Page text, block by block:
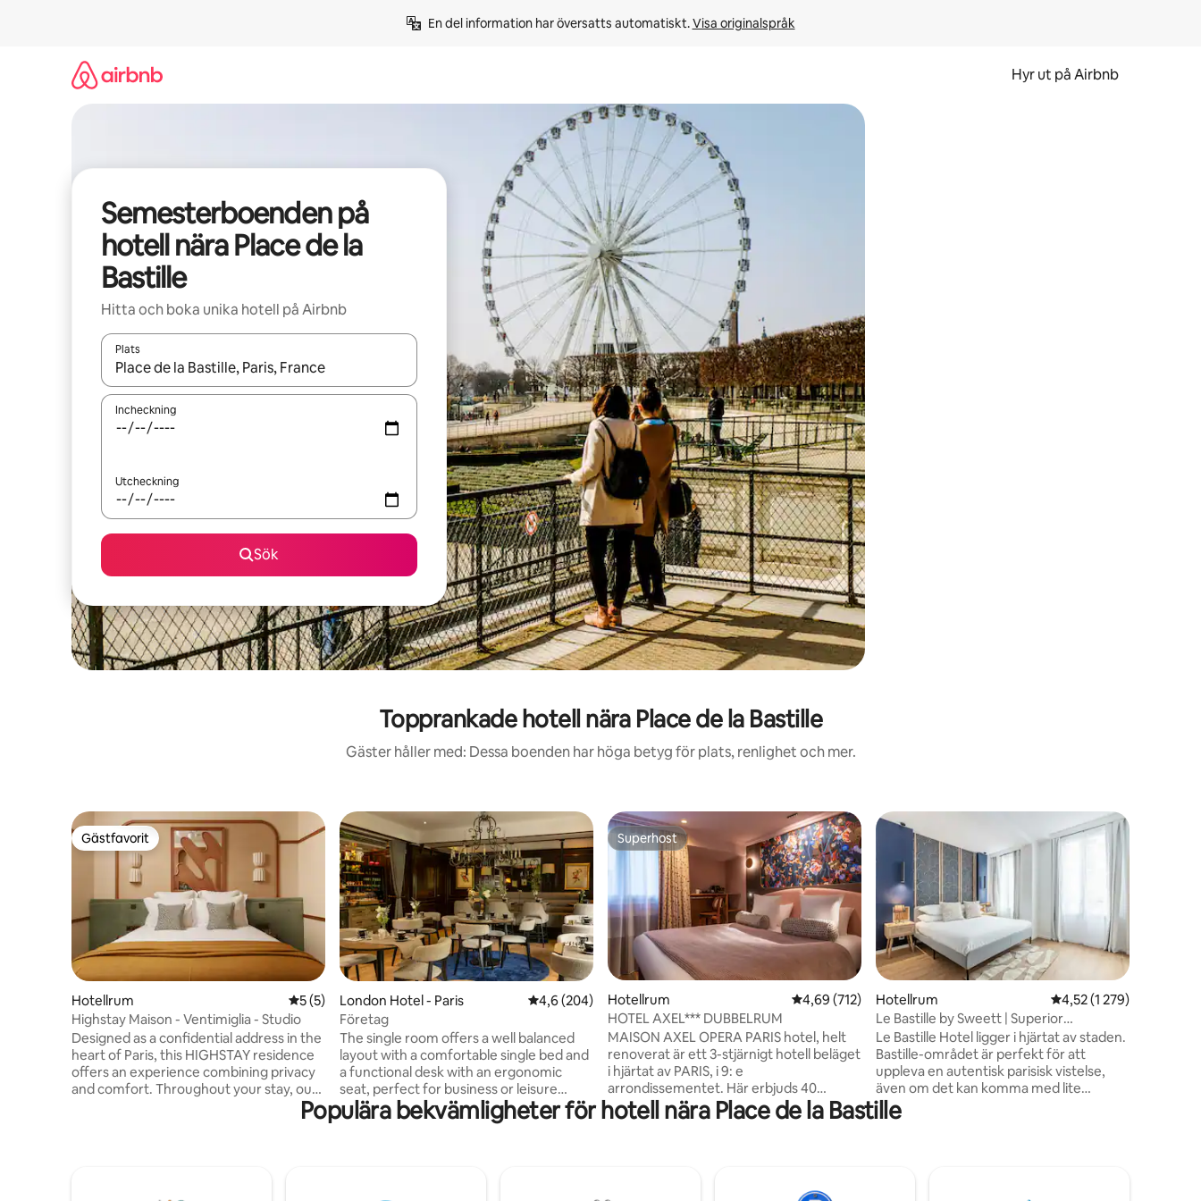
En del information har översatts automatiskt. Visa originalspråk
Hyr ut på Airbnb
Semesterboenden på
hotell nära Place de la
Bastille
Hitta och boka unika hotell på Airbnb
Plats
När resultaten är tillgängliga kan du navigera med upp- och nedåtpilarna eller utforska genom att trycka eller svepa.
Incheckning
Utcheckning
Sök
Topprankade hotell nära Place de la Bastille
Gäster håller med: Dessa boenden har höga betyg för plats, renlighet och mer.
Gästfavorit
Gästfavorit
Hotellrum 5 av 5 i genomsnittligt betyg, 5 omdömen
5 (5)
Highstay Maison - Ventimiglia - Studio
Designed as a confidential address in the
heart of Paris, this HIGHSTAY residence
offers an experience combining privacy
and comfort. Throughout your stay, our
London Hotel - Paris 4,6 av 5 i genomsnittligt betyg, 204 omdömen
4,6 (204)
Företag
The single room offers a well balanced
layout with a comfortable single bed and
a functional desk with an ergonomic
seat, perfect for business or leisure
travellers. Choose between a shower or
bathtub in your private bathroom and
Superhost
Superhost
Hotellrum 4,69 av 5 i genomsnittligt betyg, 712 omdömen
4,69 (712)
HOTEL AXEL*** DUBBELRUM
MAISON AXEL OPERA PARIS hotel, helt
renoverat är ett 3-stjärnigt hotell beläget
i hjärtat av PARIS, i 9: e
arrondissementet. Här erbjuds 40
luftkonditionerade, ljudisolerade rum
med nya sängkläder riktade mot
Hotellrum 4,52 av 5 i
4,52 (1 279)
Le Bastille by Sweett | Superior
dubbelrum
Le Bastille Hotel ligger i hjärtat av staden.
Bastille-området är perfekt för att
uppleva en autentisk parisisk vistelse,
även om det kan komma med lite
enstaka buller. Superior Double Room
utstrålar charm och komfort.
Populära bekvämligheter för hotell nära Place de la Bastille